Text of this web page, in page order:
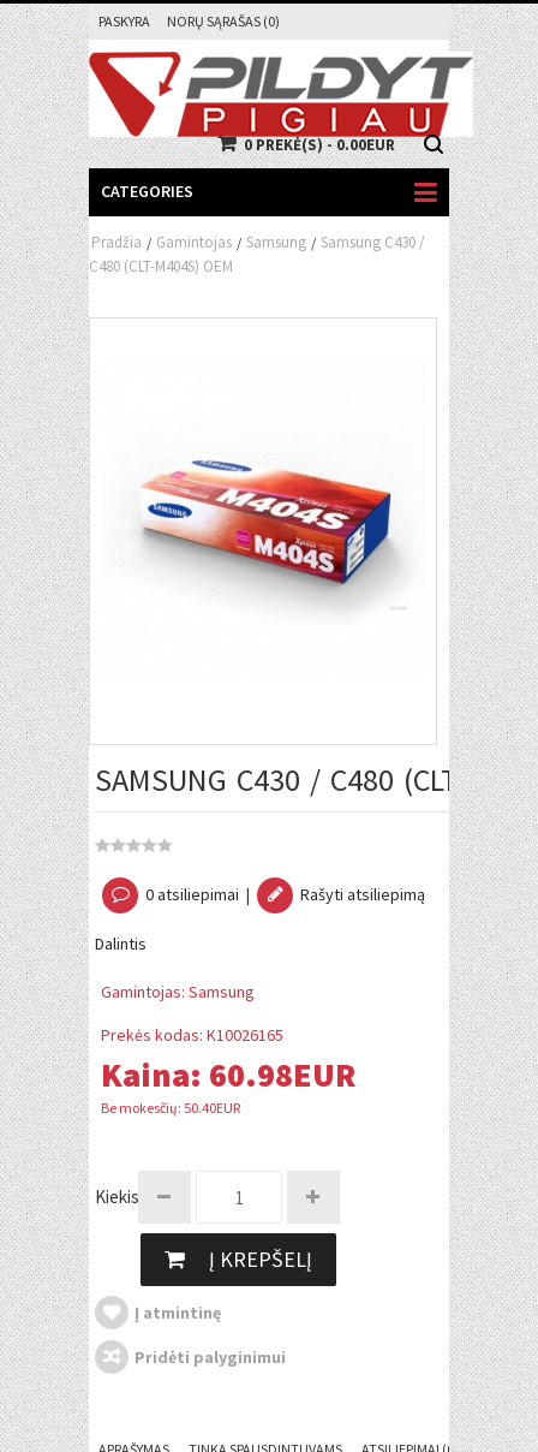
PASKYRA NORŲ SĄRAŠAS (0)
0 PREKĖ(S) - 0.00EUR
CATEGORIES
Pradžia / Gamintojas / Samsung / Samsung C430 /
C480 (CLT-M404S) OEM
SAMSUNG C430 / C480 (CLT-
0 atsiliepimai | Rašyti atsiliepimą
Dalintis
Gamintojas: Samsung
Prekės kodas: K10026165
Kaina: 60.98EUR
Be mokesčių: 50.40EUR
Kiekis:
Į KREPŠELĮ
Į atmintinę
Pridėti palyginimui